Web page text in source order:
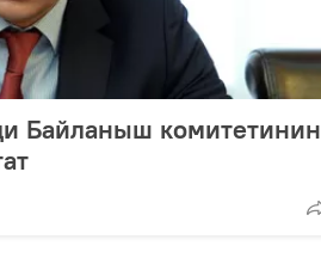
Байланыш комитетинин